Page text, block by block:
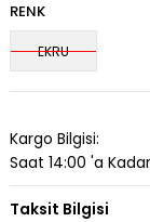
RENK
EKRU
Kargo Bilgisi:
Saat 14:00 'a